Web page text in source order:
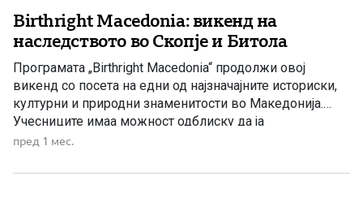
Birthright Macedonia: викенд на
наследството во Скопје и Битола
Програмата „Birthright Macedonia“ продолжи овој
викенд со посета на едни од најзначајните историски,
културни и природни знаменитости во Македонија.
Учесниците имаа можност одблиску да ја
почувствуваат убавината и слоевитоста на Скопје, од
вековното Скопско кале, Старата чаршија и центарот
пред 1 мес.